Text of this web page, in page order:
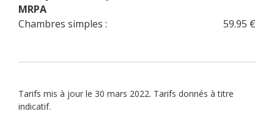
MRPA
Chambres simples :
59.95 €
Tarifs mis à jour le 30 mars 2022. Tarifs donnés à titre
indicatif.